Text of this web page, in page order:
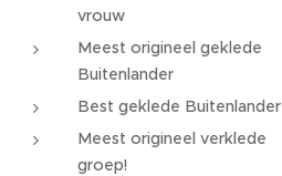
vrouw
Meest origineel geklede
Buitenlander
Best geklede Buitenlander
Meest origineel verklede
groep!